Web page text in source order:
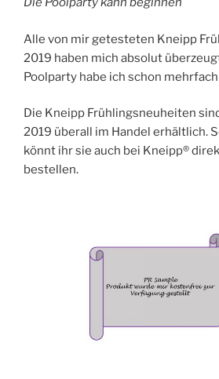
Alle von mir getesteten Kneipp
2019 haben mich absolut
Poolparty habe ich schon
Die Kneipp Frühlingsneuheiten
2019 überall im Handel erhältlich.
könnt ihr sie auch bei Kneipp®
bestellen.